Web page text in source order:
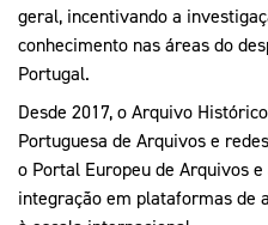
geral, incentivando a
conhecimento nas áreas do
Portugal.
Desde 2017, o Arquivo
Portuguesa de Arquivos e
o Portal Europeu de Arquivos
integração em plataformas de